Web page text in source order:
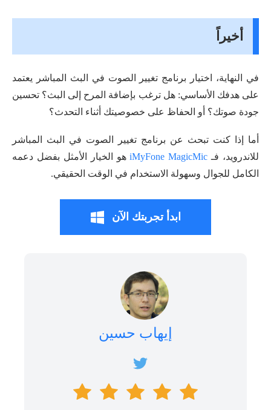
أخيراً
في النهاية، اختيار برنامج تغيير الصوت في البث المباشر يعتمد
على هدفك الأساسي: هل ترغب بإضافة المرح إلى البث؟ تحسين
جودة صوتك؟ أو الحفاظ على خصوصيتك أثناء التحدث؟
أما إذا كنت تبحث عن برنامج تغيير الصوت في البث المباشر
للاندرويد، فـ iMyFone MagicMicهو الخيار الأمثل بفضل دعمه
الكامل للجوال وسهولة الاستخدام في الوقت الحقيقي.
ابدأ تجربتك الآن
إيهاب حسين